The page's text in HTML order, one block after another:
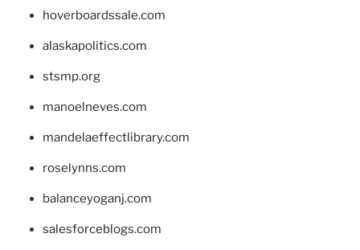
hoverboardssale.com
alaskapolitics.com
stsmp.org
manoelneves.com
mandelaeffectlibrary.com
roselynns.com
balanceyoganj.com
salesforceblogs.com